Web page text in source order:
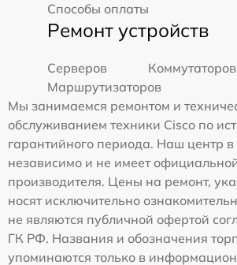
Способы оплаты
Ремонт устройств
Серверов
Коммутаторов
Маршрутизаторов
Мы занимаемся ремонтом и
обслуживанием техники Cisco по
гарантийного периода. Наш центр
независимо и не имеет
производителя. Цены на ремонт,
носят исключительно
не являются публичной офертой
ГК РФ. Названия и обозначения
упоминаются только в